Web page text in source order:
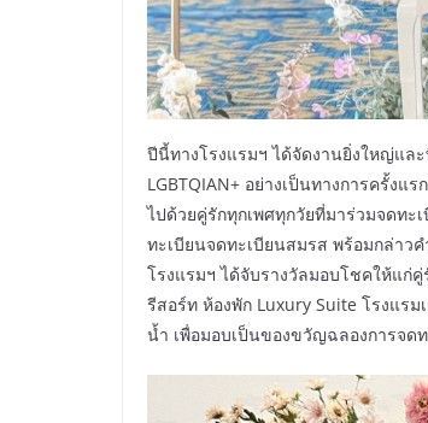
ปีนี้ทางโรงแรมฯ ได้จัดงานยิ่งใหญ่แล
LGBTQIAN+ อย่างเป็นทางการครั้ง
ไปด้วยคู่รักทุกเพศทุกวัยที่มาร่วมจดท
ทะเบียนจดทะเบียนสมรส พร้อมกล่าว
โรงแรมฯ ได้จับรางวัลมอบโชคให้แก่
รีสอร์ท ห้องพัก Luxury Suite โรงแรม
น้ำ เพื่อมอบเป็นของขวัญฉลองการจด